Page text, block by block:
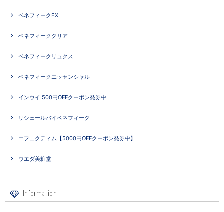
ベネフィークEX
ベネフィーククリア
ベネフィークリュクス
ベネフィークエッセンシャル
インウイ 500円OFFクーポン発券中
リシェールバイベネフィーク
エフェクティム【5000円OFFクーポン発券中】
ウエダ美粧堂
Information